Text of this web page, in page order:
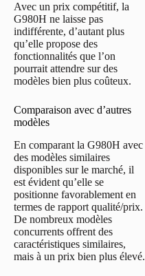
Avec un prix compétitif, la
G980H ne laisse pas
indifférente, d’autant plus
qu’elle propose des
fonctionnalités que l’on
pourrait attendre sur des
modèles bien plus coûteux.
Comparaison avec d’autres
modèles
En comparant la G980H avec
des modèles similaires
disponibles sur le marché, il
est évident qu’elle se
positionne favorablement en
termes de rapport qualité/prix.
De nombreux modèles
concurrents offrent des
caractéristiques similaires,
mais à un prix bien plus élevé.